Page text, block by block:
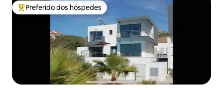
Entre os melhores preferidos dos hóspedes
Preferido dos hóspedes